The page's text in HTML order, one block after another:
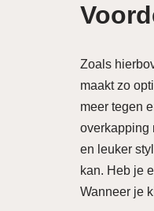
Zoals
maakt zo
meer tegen
overkapping
en leuker
kan. Heb je
Wanneer je